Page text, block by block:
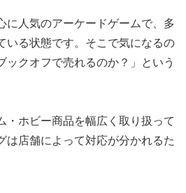
に人気のアーケードゲームで、多
いる状態です。そこで気になるの
ックオフで売れるのか？」という
・ホビー商品を幅広く取り扱って
は店舗によって対応が分かれるた